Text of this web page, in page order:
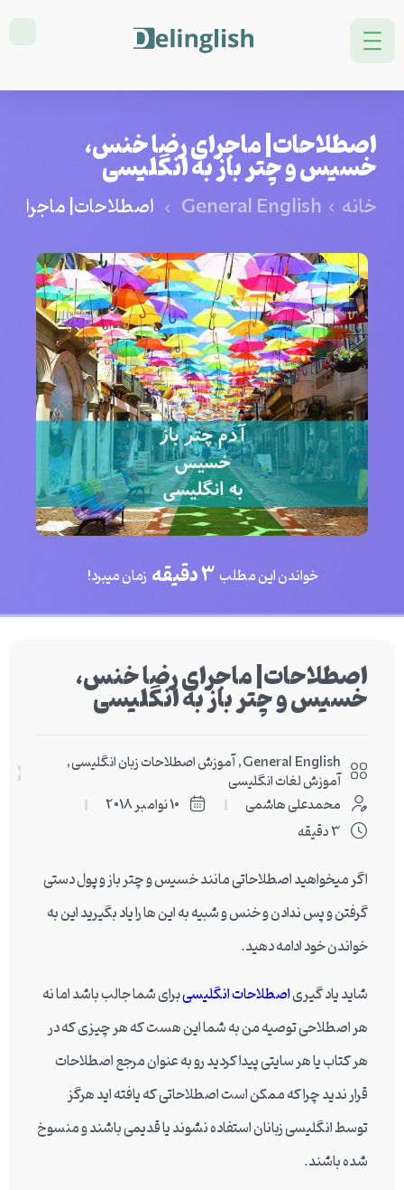
اصطلاحات| ماجرای رضا خنس،
خسیس و چتر باز به انگلیسی
خانه General English اصطلاحات|
خواندن این مطلب 3 دقیقه زمان میبرد!
اصطلاحات| ماجرای رضا خنس،
خسیس و چتر باز به انگلیسی
General English
,آموزش اصطلاحات زبان انگلیسی,
آموزش لغات انگلیسی
محمدعلی هاشمی
10 نوامبر 2018
3 دقیقه
اگر میخواهید اصطلاحاتی مانند خسیس و چتر باز و پول دستی
گرفتن و پس ندادن و خنس و شبیه به این ها را یاد بگیرید این به
خواندن خود ادامه دهید.
شاید یاد گیریاصطلاحات انگلیسیبرای شما جالب باشد اما نه
هر اصطلاحی توصیه من به شما این هست که هر چیزی که در
هر کتاب یا هر سایتی پیدا کردید رو به عنوان مرجع اصطلاحات
قرار ندید چرا که ممکن است اصطلاحاتی که یافته اید هرگز
توسط انگلیسی زبانان استفاده نشوند یا قدیمی باشند و منسوخ
شده باشند.